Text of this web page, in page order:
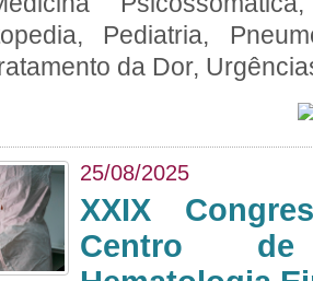
Pediatria,
da Dor,
25/08/2025
XXIX
Centro